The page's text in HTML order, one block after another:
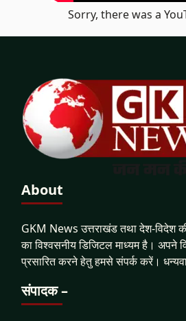
Sorry, there was a
About
GKM News उत्तराखंड तथा देश-विदेश
का विश्वसनीय डिजिटल माध्यम है। अपने
प्रसारित करने हेतु हमसे संपर्क करें।
संपादक –